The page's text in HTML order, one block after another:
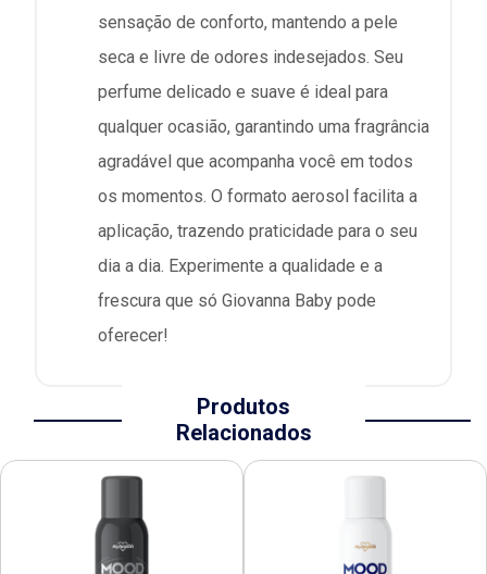
sensação de conforto, mantendo a pele
seca e livre de odores indesejados. Seu
perfume delicado e suave é ideal para
qualquer ocasião, garantindo uma fragrância
agradável que acompanha você em todos
os momentos. O formato aerosol facilita a
aplicação, trazendo praticidade para o seu
dia a dia. Experimente a qualidade e a
frescura que só Giovanna Baby pode
oferecer!
Produtos
Relacionados